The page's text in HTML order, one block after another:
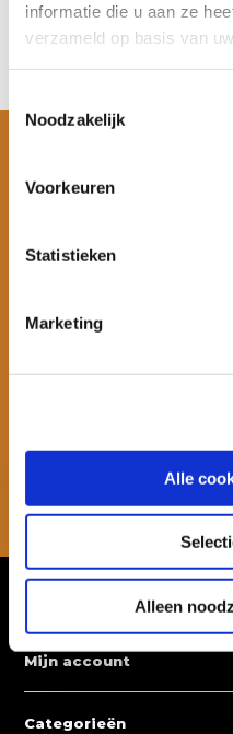
informatie die u aan ze
verzameld op basis van
Noodzakelijk
Voorkeuren
Statistieken
Marketing
Alle
Alleen
* Lees hier de wettelijke
Klantenservice
Mijn account
Categorieën